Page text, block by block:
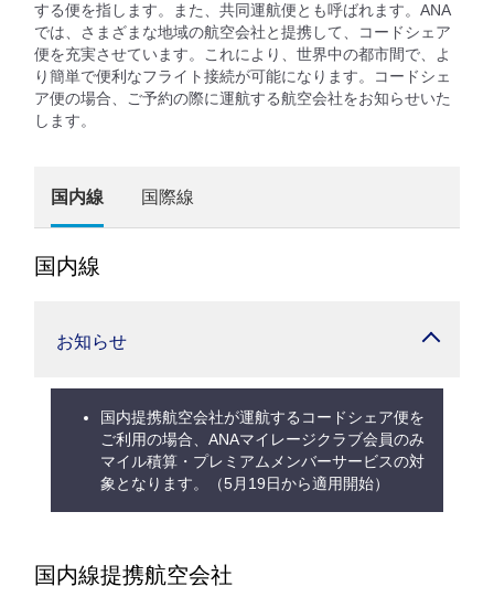
する便を指します。また、共同運航便とも呼ばれます。ANA
では、さまざまな地域の航空会社と提携して、コードシェア
便を充実させています。これにより、世界中の都市間で、よ
り簡単で便利なフライト接続が可能になります。コードシェ
ア便の場合、ご予約の際に運航する航空会社をお知らせいた
します。
国内線 国際線
国内線
お知らせ
国内提携航空会社が運航するコードシェア便を
ご利用の場合、ANAマイレージクラブ会員のみ
マイル積算・プレミアムメンバーサービスの対
象となります。（5月19日から適用開始）
国内線提携航空会社